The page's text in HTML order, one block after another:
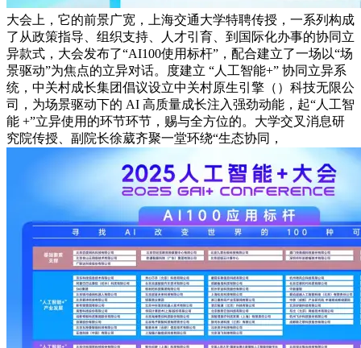
大会上，它的前景广宽，上海交通大学特聘传授，一系列构成
了从政策指导、组织支持、人才引育、到国际化办事的协同立
异款式，大会发布了“AI100使用标杆”，配合建立了一场以“场
景驱动”为焦点的立异对话。度建立 “人工智能+” 协同立异系
统，中关村成长集团倡议设立中关村原生引擎（）科技无限公
司，为场景驱动下的 AI 高质量成长注入强劲动能，起“人工智
能 +”立异使用的环节环节，赐与全方位的。大学交叉消息研
究院传授、副院长徐葳齐聚一堂环绕“生态协同，